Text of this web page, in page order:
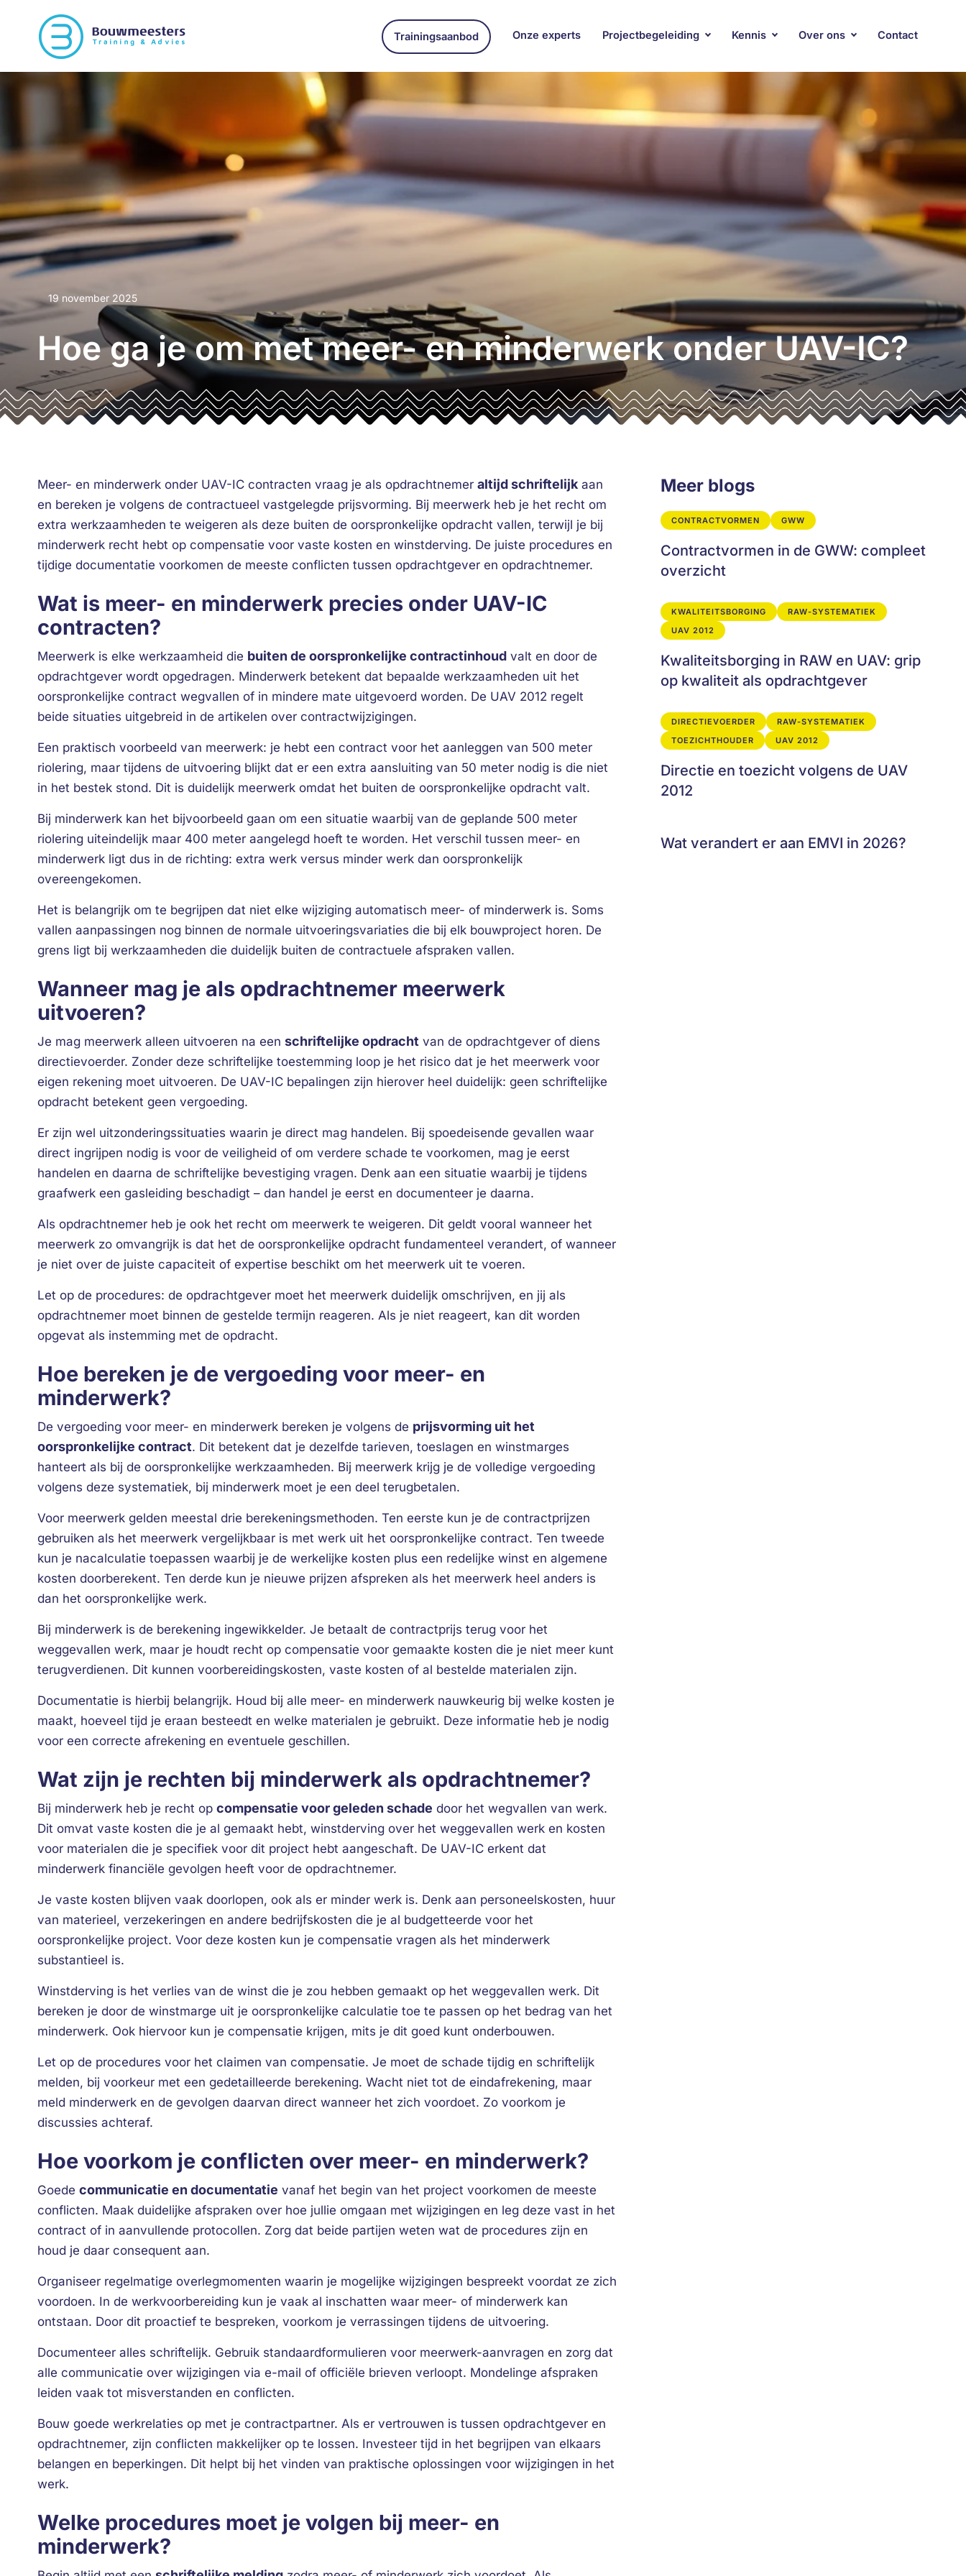
Trainingsaanbod Onze experts Projectbegeleiding Kennis Over ons Contact
19 november 2025
Hoe ga je om met meer- en minderwerk onder UAV-IC?
Meer- en minderwerk onder UAV-IC contracten vraag je als opdrachtnemer altijd schriftelijk aan
en bereken je volgens de contractueel vastgelegde prijsvorming. Bij meerwerk heb je het recht om
extra werkzaamheden te weigeren als deze buiten de oorspronkelijke opdracht vallen, terwijl je bij
minderwerk recht hebt op compensatie voor vaste kosten en winstderving. De juiste procedures en
tijdige documentatie voorkomen de meeste conflicten tussen opdrachtgever en opdrachtnemer.
Wat is meer- en minderwerk precies onder UAV-IC
contracten?
Meerwerk is elke werkzaamheid die buiten de oorspronkelijke contractinhoud valt en door de
opdrachtgever wordt opgedragen. Minderwerk betekent dat bepaalde werkzaamheden uit het
oorspronkelijke contract wegvallen of in mindere mate uitgevoerd worden. De UAV 2012 regelt
beide situaties uitgebreid in de artikelen over contractwijzigingen.
Een praktisch voorbeeld van meerwerk: je hebt een contract voor het aanleggen van 500 meter
riolering, maar tijdens de uitvoering blijkt dat er een extra aansluiting van 50 meter nodig is die niet
in het bestek stond. Dit is duidelijk meerwerk omdat het buiten de oorspronkelijke opdracht valt.
Bij minderwerk kan het bijvoorbeeld gaan om een situatie waarbij van de geplande 500 meter
riolering uiteindelijk maar 400 meter aangelegd hoeft te worden. Het verschil tussen meer- en
minderwerk ligt dus in de richting: extra werk versus minder werk dan oorspronkelijk
overeengekomen.
Het is belangrijk om te begrijpen dat niet elke wijziging automatisch meer- of minderwerk is. Soms
vallen aanpassingen nog binnen de normale uitvoeringsvariaties die bij elk bouwproject horen. De
grens ligt bij werkzaamheden die duidelijk buiten de contractuele afspraken vallen.
Wanneer mag je als opdrachtnemer meerwerk
uitvoeren?
Je mag meerwerk alleen uitvoeren na een schriftelijke opdracht van de opdrachtgever of diens
directievoerder. Zonder deze schriftelijke toestemming loop je het risico dat je het meerwerk voor
eigen rekening moet uitvoeren. De UAV-IC bepalingen zijn hierover heel duidelijk: geen schriftelijke
opdracht betekent geen vergoeding.
Er zijn wel uitzonderingssituaties waarin je direct mag handelen. Bij spoedeisende gevallen waar
direct ingrijpen nodig is voor de veiligheid of om verdere schade te voorkomen, mag je eerst
handelen en daarna de schriftelijke bevestiging vragen. Denk aan een situatie waarbij je tijdens
graafwerk een gasleiding beschadigt – dan handel je eerst en documenteer je daarna.
Als opdrachtnemer heb je ook het recht om meerwerk te weigeren. Dit geldt vooral wanneer het
meerwerk zo omvangrijk is dat het de oorspronkelijke opdracht fundamenteel verandert, of wanneer
je niet over de juiste capaciteit of expertise beschikt om het meerwerk uit te voeren.
Let op de procedures: de opdrachtgever moet het meerwerk duidelijk omschrijven, en jij als
opdrachtnemer moet binnen de gestelde termijn reageren. Als je niet reageert, kan dit worden
opgevat als instemming met de opdracht.
Hoe bereken je de vergoeding voor meer- en
minderwerk?
De vergoeding voor meer- en minderwerk bereken je volgens de prijsvorming uit het
oorspronkelijke contract. Dit betekent dat je dezelfde tarieven, toeslagen en winstmarges
hanteert als bij de oorspronkelijke werkzaamheden. Bij meerwerk krijg je de volledige vergoeding
volgens deze systematiek, bij minderwerk moet je een deel terugbetalen.
Voor meerwerk gelden meestal drie berekeningsmethoden. Ten eerste kun je de contractprijzen
gebruiken als het meerwerk vergelijkbaar is met werk uit het oorspronkelijke contract. Ten tweede
kun je nacalculatie toepassen waarbij je de werkelijke kosten plus een redelijke winst en algemene
kosten doorberekent. Ten derde kun je nieuwe prijzen afspreken als het meerwerk heel anders is
dan het oorspronkelijke werk.
Bij minderwerk is de berekening ingewikkelder. Je betaalt de contractprijs terug voor het
weggevallen werk, maar je houdt recht op compensatie voor gemaakte kosten die je niet meer kunt
terugverdienen. Dit kunnen voorbereidingskosten, vaste kosten of al bestelde materialen zijn.
Documentatie is hierbij belangrijk. Houd bij alle meer- en minderwerk nauwkeurig bij welke kosten je
maakt, hoeveel tijd je eraan besteedt en welke materialen je gebruikt. Deze informatie heb je nodig
voor een correcte afrekening en eventuele geschillen.
Wat zijn je rechten bij minderwerk als opdrachtnemer?
Bij minderwerk heb je recht op compensatie voor geleden schade door het wegvallen van werk.
Dit omvat vaste kosten die je al gemaakt hebt, winstderving over het weggevallen werk en kosten
voor materialen die je specifiek voor dit project hebt aangeschaft. De UAV-IC erkent dat
minderwerk financiële gevolgen heeft voor de opdrachtnemer.
Je vaste kosten blijven vaak doorlopen, ook als er minder werk is. Denk aan personeelskosten, huur
van materieel, verzekeringen en andere bedrijfskosten die je al budgetteerde voor het
oorspronkelijke project. Voor deze kosten kun je compensatie vragen als het minderwerk
substantieel is.
Winstderving is het verlies van de winst die je zou hebben gemaakt op het weggevallen werk. Dit
bereken je door de winstmarge uit je oorspronkelijke calculatie toe te passen op het bedrag van het
minderwerk. Ook hiervoor kun je compensatie krijgen, mits je dit goed kunt onderbouwen.
Let op de procedures voor het claimen van compensatie. Je moet de schade tijdig en schriftelijk
melden, bij voorkeur met een gedetailleerde berekening. Wacht niet tot de eindafrekening, maar
meld minderwerk en de gevolgen daarvan direct wanneer het zich voordoet. Zo voorkom je
discussies achteraf.
Hoe voorkom je conflicten over meer- en minderwerk?
Goede communicatie en documentatie vanaf het begin van het project voorkomen de meeste
conflicten. Maak duidelijke afspraken over hoe jullie omgaan met wijzigingen en leg deze vast in het
contract of in aanvullende protocollen. Zorg dat beide partijen weten wat de procedures zijn en
houd je daar consequent aan.
Organiseer regelmatige overlegmomenten waarin je mogelijke wijzigingen bespreekt voordat ze zich
voordoen. In de werkvoorbereiding kun je vaak al inschatten waar meer- of minderwerk kan
ontstaan. Door dit proactief te bespreken, voorkom je verrassingen tijdens de uitvoering.
Documenteer alles schriftelijk. Gebruik standaardformulieren voor meerwerk-aanvragen en zorg dat
alle communicatie over wijzigingen via e-mail of officiële brieven verloopt. Mondelinge afspraken
leiden vaak tot misverstanden en conflicten.
Bouw goede werkrelaties op met je contractpartner. Als er vertrouwen is tussen opdrachtgever en
opdrachtnemer, zijn conflicten makkelijker op te lossen. Investeer tijd in het begrijpen van elkaars
belangen en beperkingen. Dit helpt bij het vinden van praktische oplossingen voor wijzigingen in het
werk.
Welke procedures moet je volgen bij meer- en
minderwerk?
Meer blogs
CONTRACTVORMEN GWW
Contractvormen in de GWW: compleet
overzicht
KWALITEITSBORGING
RAW-SYSTEMATIEK
UAV 2012
Kwaliteitsborging in RAW en UAV: grip
op kwaliteit als opdrachtgever
DIRECTIEVOERDER
RAW-SYSTEMATIEK
TOEZICHTHOUDER
UAV 2012
Directie en toezicht volgens de UAV
2012
Wat verandert er aan EMVI in 2026?